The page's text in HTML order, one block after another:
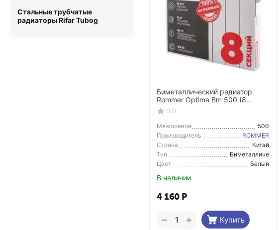
Биметаллический радиатор
Rommer Optima Bm 500 (8
секций)
0.0
Межосевое
расстояние
500
Производитель
ROMMER
Страна
Производитель
Китай
Тип
Биметалличе
ский радиатор
Цвет Белый
В наличии
4 160 Р
Купить
+
−
Стальные трубчатые
радиаторы Rifar Tubog